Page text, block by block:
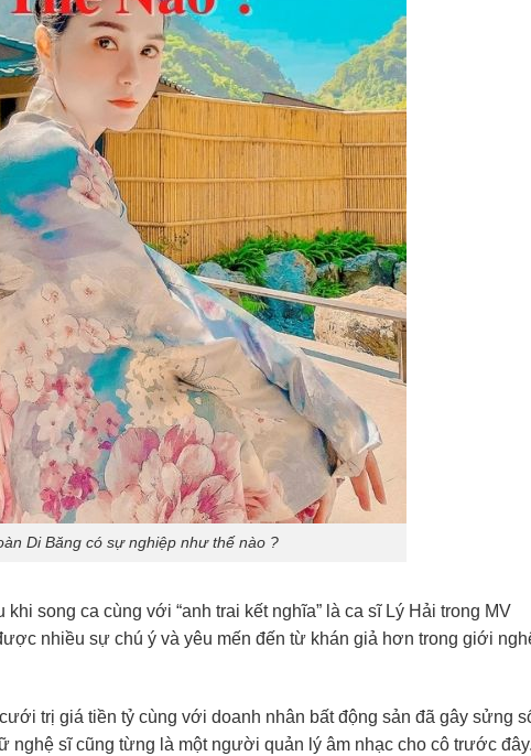
Di Băng có sự nghiệp như thế nào ?
song ca cùng với “anh trai kết nghĩa” là ca sĩ Lý Hải trong MV
nhiều sự chú ý và yêu mến đến từ khán giả hơn trong giới
trị giá tiền tỷ cùng với doanh nhân bất động sản đã gây sửng
nghệ sĩ cũng từng là một người quản lý âm nhạc cho cô trước